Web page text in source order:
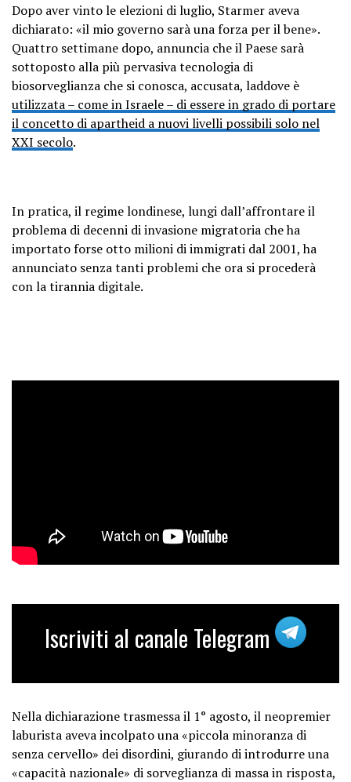
Dopo aver vinto le elezioni di luglio, Starmer aveva
dichiarato: «il mio governo sarà una forza per il bene».
Quattro settimane dopo, annuncia che il Paese sarà
sottoposto alla più pervasiva tecnologia di
biosorveglianza che si conosca, accusata, laddove è
utilizzata – come in Israele – di essere in grado di portare
il concetto di apartheid a nuovi livelli possibili solo nel
XXI secolo.
In pratica, il regime londinese, lungi dall’affrontare il
problema di decenni di invasione migratoria che ha
importato forse otto milioni di immigrati dal 2001, ha
annunciato senza tanti problemi che ora si procederà
con la tirannia digitale.
Iscriviti al canale Telegram
Nella dichiarazione trasmessa il 1° agosto, il neopremier
laburista aveva incolpato una «piccola minoranza di
senza cervello» dei disordini, giurando di introdurre una
«capacità nazionale» di sorveglianza di massa in risposta,